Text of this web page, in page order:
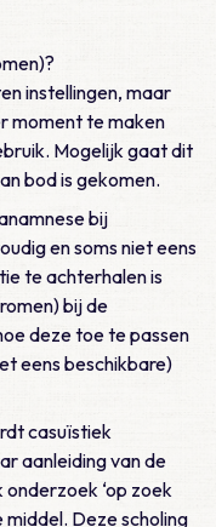
instellingen, maar
moment te maken
Mogelijk gaat dit
bod is gekomen.
bij
en soms niet eens
te achterhalen is
bij de
deze toe te passen
eens beschikbare)
casuïstiek
aanleiding van de
‘op zoek
Deze scholing